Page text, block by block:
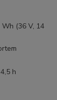
(36 V, 14
h